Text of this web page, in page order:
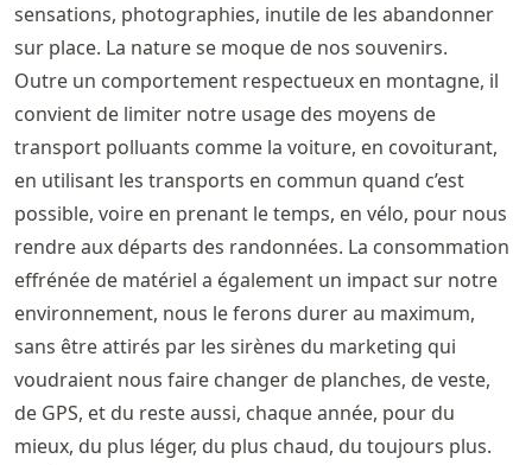
sensations, photographies, inutile de les abandonner
sur place. La nature se moque de nos souvenirs.
Outre un comportement respectueux en montagne, il
convient de limiter notre usage des moyens de
transport polluants comme la voiture, en covoiturant,
en utilisant les transports en commun quand c’est
possible, voire en prenant le temps, en vélo, pour nous
rendre aux départs des randonnées. La consommation
effrénée de matériel a également un impact sur notre
environnement, nous le ferons durer au maximum,
sans être attirés par les sirènes du marketing qui
voudraient nous faire changer de planches, de veste,
de GPS, et du reste aussi, chaque année, pour du
mieux, du plus léger, du plus chaud, du toujours plus.